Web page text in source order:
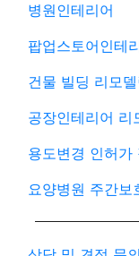
병원인테리어
팝업스토어인테
건물 빌딩 리모
공장인테리어 리
용도변경 인허가
요양병원 주간보